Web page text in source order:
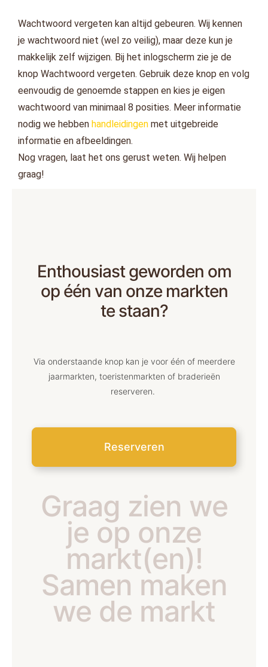
Wachtwoord vergeten kan altijd gebeuren. Wij kennen
je wachtwoord niet (wel zo veilig), maar deze kun je
makkelijk zelf wijzigen. Bij het inlogscherm zie je de
knop Wachtwoord vergeten. Gebruik deze knop en volg
eenvoudig de genoemde stappen en kies je eigen
wachtwoord van minimaal 8 posities. Meer informatie
nodig we hebben handleidingen met uitgebreide
informatie en afbeeldingen.
Nog vragen, laat het ons gerust weten. Wij helpen
graag!
Enthousiast geworden om
op één van onze markten
te staan?
Via onderstaande knop kan je voor één of meerdere
jaarmarkten, toeristenmarkten of braderieën
reserveren.
Reserveren
Graag zien we
je op onze
markt(en)!
Samen maken
we de markt